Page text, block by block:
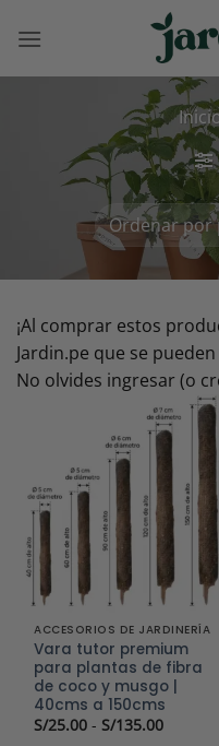
¡Al comprar estos
Jardin.pe que se
No olvides ingresar (o
ACCESORIOS DE JARDINERÍA
Vara tutor premium
para plantas de fibra
de coco y musgo |
40cms a 150cms
S/25.00 - S/135.00Rango